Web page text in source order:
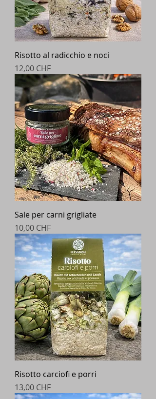
Risotto al radicchio e noci
Prezzo
12,00 CHF
Sale per carni grigliate
Prezzo
10,00 CHF
Risotto carciofi e porri
Prezzo
13,00 CHF